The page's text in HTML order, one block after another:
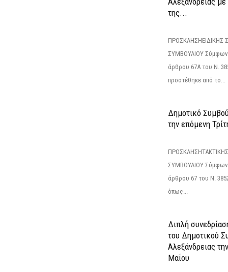
της...
ΠΡΟΣΚΛΗΣΗΕΙΔΙΚΗΣ
ΣΥΜΒΟΥΛΙΟΥ
άρθρου 67Α του Ν.
προστέθηκε από το...
Δημοτικό
την επόμενη
ΣΥΜΒΟΥΛΙΟΥ
άρθρου 67 του Ν.
όπως...
Διπλή
του Δημοτικού
Αλεξάνδρειας
Μαΐου